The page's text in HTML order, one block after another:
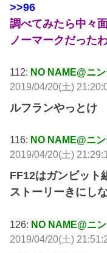
>>96
調べてみたら中々
ノーマークだった
112: NO NAME@ニ
2019/04/20(土)
ルフランやっとけ
116: NO NAME@ニ
2019/04/20(土)
FF12はガンビット
ストーリーきにし
126: NO NAME@ニ
2019/04/20(土)